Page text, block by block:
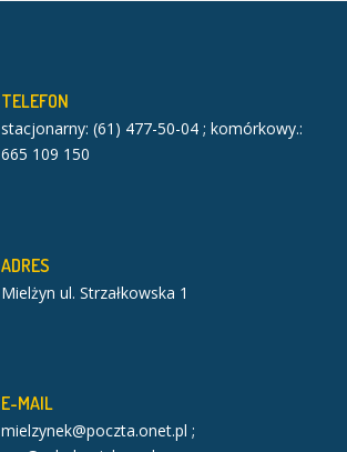
TELEFON
stacjonarny: (61) 477-50-04 ; komórkowy.:
665 109 150
ADRES
Mielżyn ul. Strzałkowska 1
E-MAIL
mielzynek@poczta.onet.pl ;